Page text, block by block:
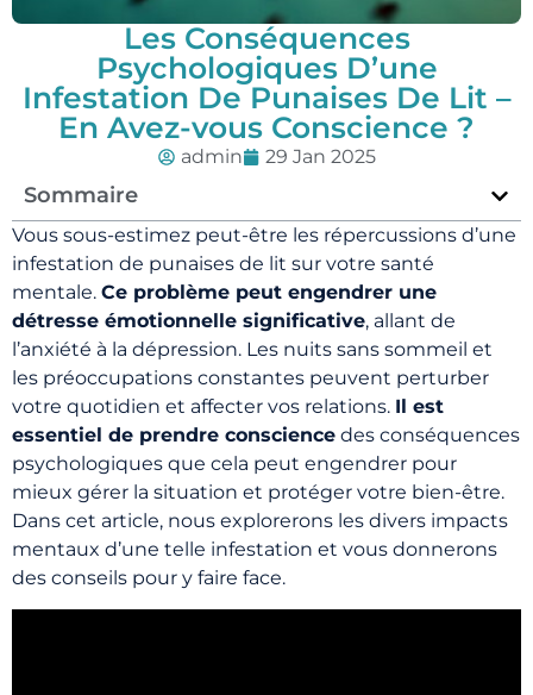
Les Conséquences
Psychologiques D’une
Infestation De Punaises De Lit –
En Avez-vous Conscience ?
admin 29 Jan 2025
Sommaire
Vous sous-estimez peut-être les répercussions d’une
infestation de punaises de lit sur votre santé
mentale. Ce problème peut engendrer une
détresse émotionnelle significative, allant de
l’anxiété à la dépression. Les nuits sans sommeil et
les préoccupations constantes peuvent perturber
votre quotidien et affecter vos relations. Il est
essentiel de prendre conscience des conséquences
psychologiques que cela peut engendrer pour
mieux gérer la situation et protéger votre bien-être.
Dans cet article, nous explorerons les divers impacts
mentaux d’une telle infestation et vous donnerons
des conseils pour y faire face.